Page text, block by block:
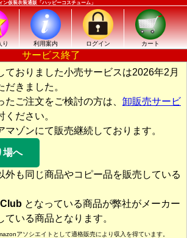
仮装衣装通販「ハッピーコスチューム」
り 利用案内 ログイン カート
サービス終了
ておりました小売サービスは2026年2月
きました。
ご注文をご検討の方は、 卸販売サービ
ださい。
マゾンにて販売継続しております。
場へ
外も同じ商品やコピー品を販売している
となっている商品が弊社がメーカー
ている商品となります。
アソシエイトとして適格販売により収入を得ています。